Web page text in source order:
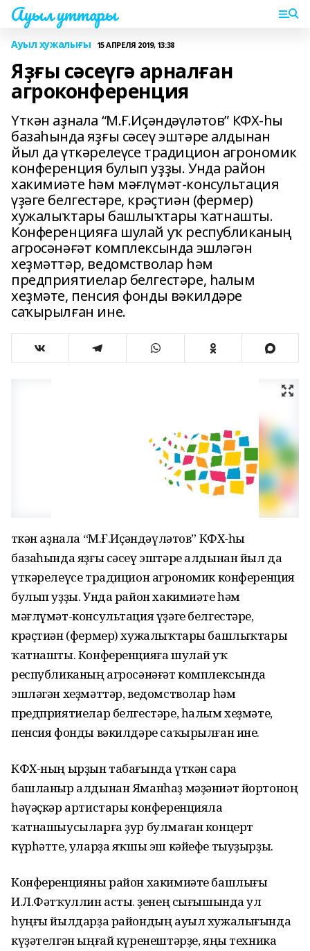
Ауыл уттары
Ауыл хужалығы 15 АПРЕЛЯ 2019, 13:38
Яҙғы сәсеүгә арналған
агроконференция
Үткән аҙнала “М.Ғ.Иҫәндәүләтов” КФХ-һы
базаһында яҙғы сәсеү эштәре алдынан
йыл да үткәрелеүсе традицион агрономик
конференция булып уҙҙы. Унда район
хакимиәте һәм мәғлүмәт-консультация
үҙәге белгестәре, крәҫтиән (фермер)
хужалыҡтары башлыҡтары ҡатнашты.
Конференцияға шулай уҡ республиканың
агросәнәғәт комплексында эшләгән
хеҙмәттәр, ведомстволар һәм
предприятиелар белгестәре, һалым
хеҙмәте, пенсия фонды вәкилдәре
саҡырылған ине.
Үткән аҙнала “М.Ғ.Иҫәндәүләтов” КФХ-һы
базаһында яҙғы сәсеү эштәре алдынан йыл да
үткәрелеүсе традицион агрономик конференция
булып уҙҙы. Унда район хакимиәте һәм
мәғлүмәт-консультация үҙәге белгестәре,
крәҫтиән (фермер) хужалыҡтары башлыҡтары
ҡатнашты. Конференцияға шулай уҡ
республиканың агросәнәғәт комплексында
эшләгән хеҙмәттәр, ведомстволар һәм
предприятиелар белгестәре, һалым хеҙмәте,
пенсия фонды вәкилдәре саҡырылған ине.
КФХ-ның ырҙын табағында үткән сара
башланыр алдынан Яманһаҙ мәҙәниәт йортоноң
һәүәҫкәр артистары конференцияла
ҡатнашыусыларға ҙур булмаған концерт
күрһәтте, уларҙа яҡшы эш кәйефе тыуҙырҙы.
Конференцияны район хакимиәте башлығы
И.Л.Фәтҡуллин асты. Үҙенең сығышында ул
һуңғы йылдарҙа райондың ауыл хужалығында
күҙәтелгән ыңғай күренештәрҙе, яңы техника